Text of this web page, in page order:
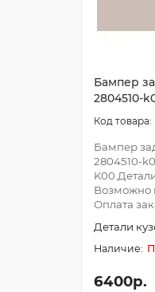
Бампер
2804510-
Бампер
2804510-
Возможно
Оплата
Детали
6400р.